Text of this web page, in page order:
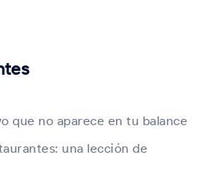
que no aparece en tu balance
una lección de